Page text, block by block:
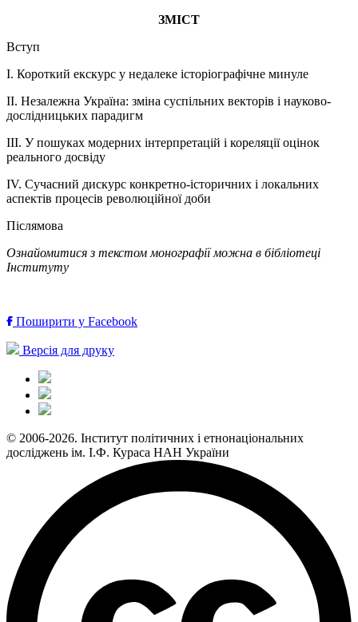
ЗМІСТ
Вступ
І. Короткий екскурс у недалеке історіографічне минуле
ІІ. Незалежна Україна: зміна суспільних векторів і науково-
дослідницьких парадигм
ІІІ. У пошуках модерних інтерпретацій і кореляції оцінок
реального досвіду
ІV. Сучасний дискурс конкретно-історичних і локальних
аспектів процесів революційної доби
Післямова
Ознайомитися з текстом монографії можна в бібліотеці
Інституту
Поширити у Facebook
Версія для друку
© 2006-2026. Інститут політичних і етнонаціональних
досліджень ім. І.Ф. Кураса НАН України